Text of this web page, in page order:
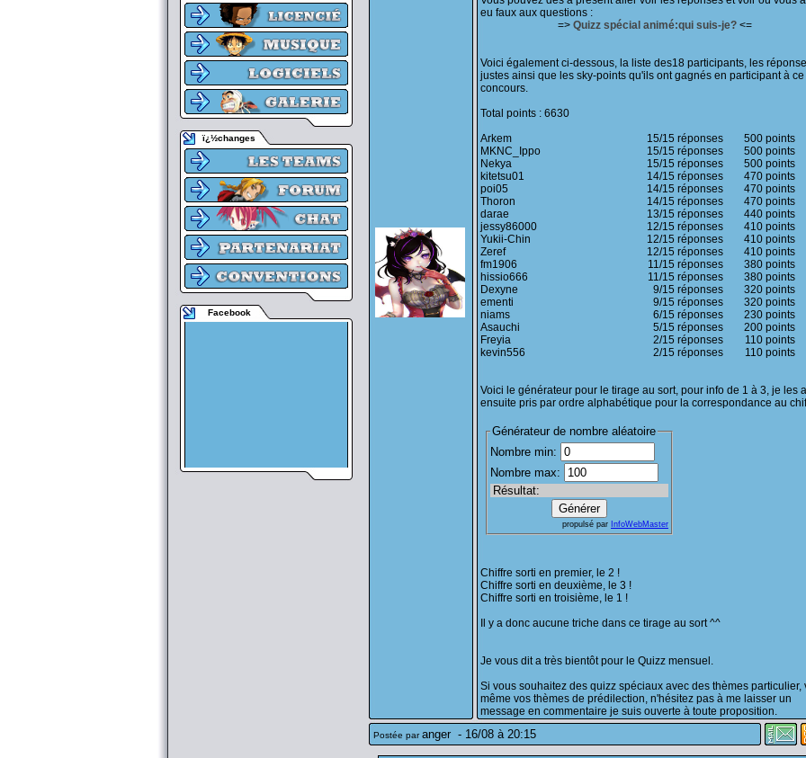
ï¿½changes
Facebook
eu faux aux questions :
=> Quizz spécial animé:qui suis-je?<=
Voici également ci-dessous, la liste des18 participants, les
justes ainsi que les sky-points qu'ils ont gagnés en participant à ce
concours.
Total points : 6630
Arkem
15/15 réponses
500 points
MKNC_Ippo
15/15 réponses
500 points
Nekya
15/15 réponses
500 points
kitetsu01
14/15 réponses
470 points
poi05
14/15 réponses
470 points
Thoron
14/15 réponses
470 points
darae
13/15 réponses
440 points
jessy86000
12/15 réponses
410 points
Yukii-Chin
12/15 réponses
410 points
Zeref
12/15 réponses
410 points
fm1906
11/15 réponses
380 points
hissio666
11/15 réponses
380 points
Dexyne
9/15 réponses
320 points
ementi
9/15 réponses
320 points
niams
6/15 réponses
230 points
Asauchi
5/15 réponses
200 points
Freyia
2/15 réponses
110 points
kevin556
2/15 réponses 110 points
Voici le générateur pour le tirage au sort, pour info de 1 à 3, je les
ensuite pris par ordre alphabétique pour la correspondance au
Chiffre sorti en premier, le 2 !
Chiffre sorti en deuxième, le 3 !
Chiffre sorti en troisième, le 1 !
Il y a donc aucune triche dans ce tirage au sort ^^
Je vous dit a très bientôt pour le Quizz mensuel.
Si vous souhaitez des quizz spéciaux avec des thèmes particulier,
même vos thèmes de prédilection, n'hésitez pas à me laisser un
message en commentaire je suis ouverte à toute proposition.
Postée paranger - 16/08 à 20:15